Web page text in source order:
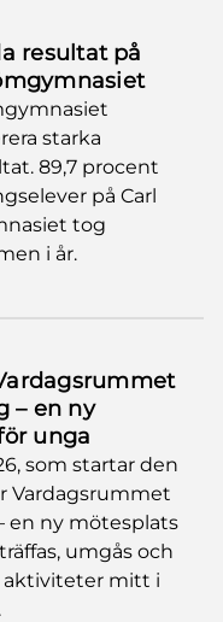
resultat på
starka
89,7 procent
på Carl
tog
i år.
– en ny
unga
som startar den
Vardagsrummet
en ny mötesplats
umgås och
aktiviteter mitt i